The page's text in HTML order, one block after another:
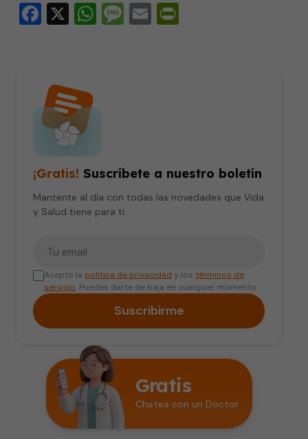
secondsFacebook
X WhatsApp
Message
Email
¡Gratis! Suscríbete a nuestro boletín
Mantente al día con todas las novedades que Vida
y Salud tiene para ti.
Acepto la política de privacidad y los términos de
servicio. Puedes darte de baja en cualquier momento.
Suscribirme
Gratis
Chatea con un Doctor